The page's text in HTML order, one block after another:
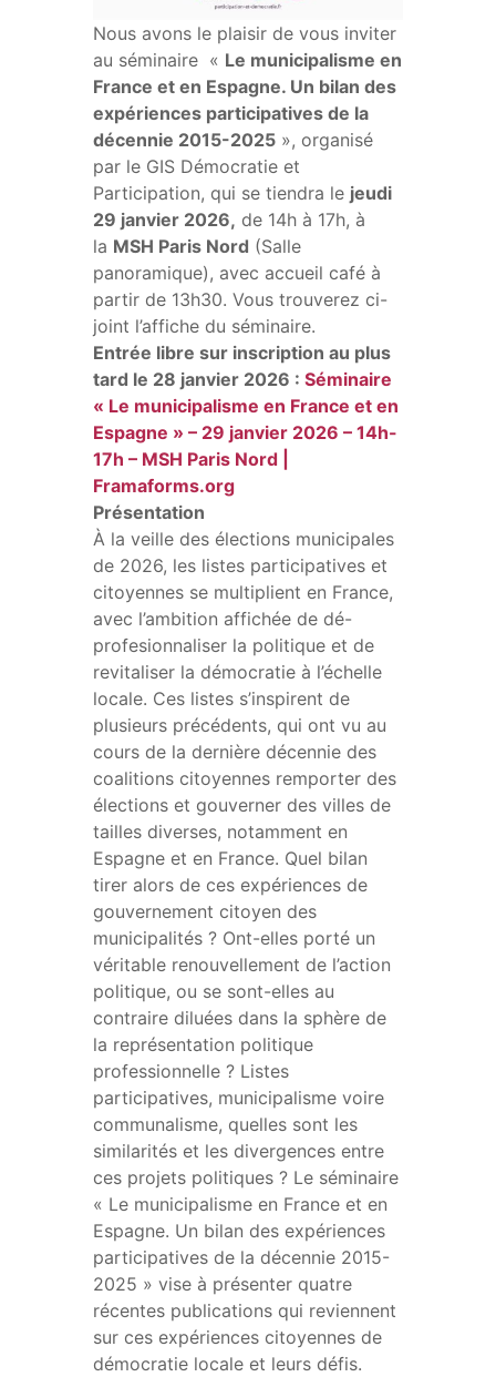
Nous avons le plaisir de vous inviter
au séminaire « Le municipalisme en
France et en Espagne. Un bilan des
expériences participatives de la
décennie 2015-2025 », organisé
par le GIS Démocratie et
Participation, qui se tiendra le jeudi
29 janvier 2026, de 14h à 17h, à
la MSH Paris Nord (Salle
panoramique), avec accueil café à
partir de 13h30. Vous trouverez ci-
joint l’affiche du séminaire.
Entrée libre sur inscription au plus
tard le 28 janvier 2026 : Séminaire
« Le municipalisme en France et en
Espagne » – 29 janvier 2026 – 14h-
17h – MSH Paris Nord |
Framaforms.org
Présentation
À la veille des élections municipales
de 2026, les listes participatives et
citoyennes se multiplient en France,
avec l’ambition affichée de dé-
profesionnaliser la politique et de
revitaliser la démocratie à l’échelle
locale. Ces listes s’inspirent de
plusieurs précédents, qui ont vu au
cours de la dernière décennie des
coalitions citoyennes remporter des
élections et gouverner des villes de
tailles diverses, notamment en
Espagne et en France. Quel bilan
tirer alors de ces expériences de
gouvernement citoyen des
municipalités ? Ont-elles porté un
véritable renouvellement de l’action
politique, ou se sont-elles au
contraire diluées dans la sphère de
la représentation politique
professionnelle ? Listes
participatives, municipalisme voire
communalisme, quelles sont les
similarités et les divergences entre
ces projets politiques ? Le séminaire
« Le municipalisme en France et en
Espagne. Un bilan des expériences
participatives de la décennie 2015-
2025 » vise à présenter quatre
récentes publications qui reviennent
sur ces expériences citoyennes de
démocratie locale et leurs défis.